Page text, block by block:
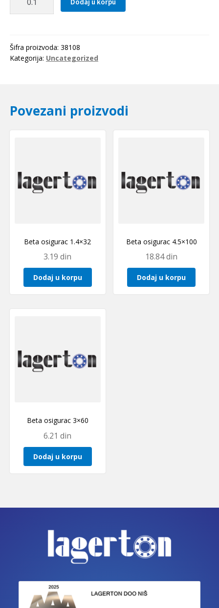
Optibelt
količina
Dodaj u korpu
Šifra proizvoda: 38108
Kategorija: Uncategorized
Povezani proizvodi
Beta osigurac 1.4×32
3.19din
Dodaj u korpu
Beta osigurac 4.5×100
18.84din
Dodaj u korpu
Beta osigurac 3×60
6.21din
Dodaj u korpu